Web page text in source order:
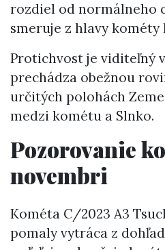
rozdiel od normálneho
smeruje z hlavy kométy
Protichvost je viditeľný
prechádza obežnou
určitých polohách
medzi kométu a Slnko.
Pozorovanie
novembri
Kométa C/2023 A3
pomaly vytráca z